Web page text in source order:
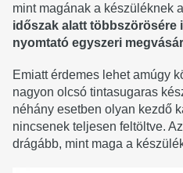
mint magának a készüléknek
időszak alatt többszörösére
nyomtató egyszeri
Emiatt érdemes lehet amúgy
nagyon olcsó tintasugaras
néhány esetben olyan kezdő
nincsenek teljesen feltöltve.
drágább, mint maga a